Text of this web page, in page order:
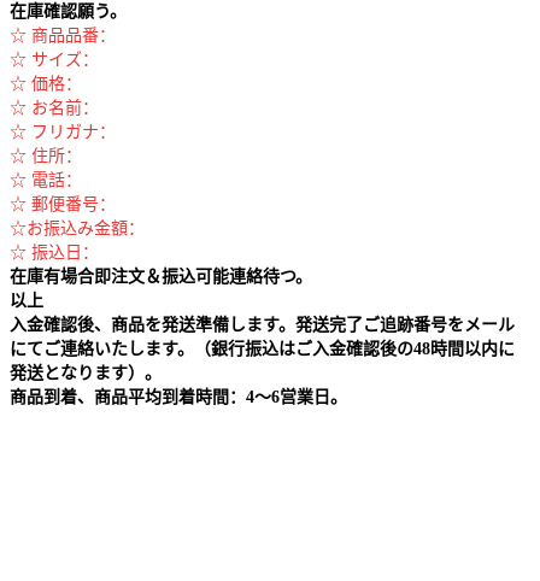
在庫確認願う。
☆ 商品品番：
☆ サイズ：
☆ 価格：
☆ お名前：
☆ フリガナ：
☆ 住所：
☆ 電話：
☆ 郵便番号：
☆お振込み金額：
☆ 振込日：
在庫有場合即注文＆振込可能連絡待つ。
以上
入金確認後、商品を発送準備します。発送完了ご追跡番号をメール
にてご連絡いたします。（銀行振込はご入金確認後の48時間以内に
発送となります）。
商品到着、商品平均到着時間：4～6営業日。